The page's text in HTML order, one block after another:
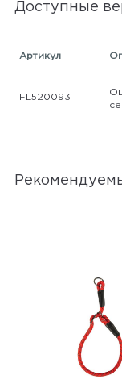
Доступные
Артикул
FL520093